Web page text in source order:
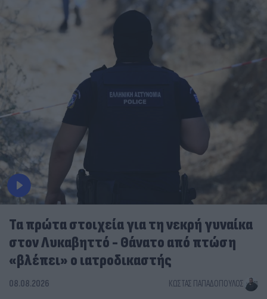
Τα πρώτα στοιχεία για τη νεκρή γυναίκα
στον Λυκαβηττό - Θάνατο από πτώση
«βλέπει» ο ιατροδικαστής
08.08.2026 ΚΏΣΤΑΣ ΠΑΠΑΔΌΠΟΥΛΟΣ